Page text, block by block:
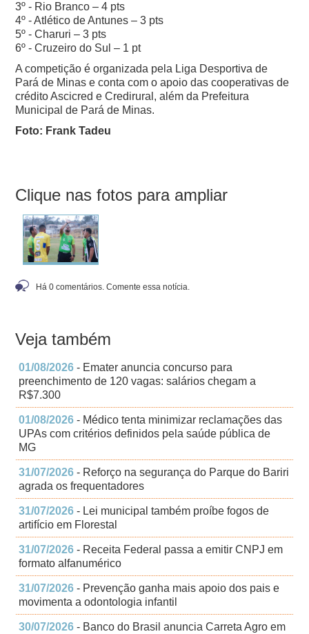
3º - Rio Branco – 4 pts
4º - Atlético de Antunes – 3 pts
5º - Charuri – 3 pts
6º - Cruzeiro do Sul – 1 pt
A competição é organizada pela Liga Desportiva de
Pará de Minas e conta com o apoio das cooperativas de
crédito Ascicred e Credirural, além da Prefeitura
Municipal de Pará de Minas.
Foto: Frank Tadeu
Clique nas fotos para ampliar
Há 0 comentários. Comente essa notícia.
Veja também
01/08/2026 - Emater anuncia concurso para
preenchimento de 120 vagas: salários chegam a
R$7.300
01/08/2026 - Médico tenta minimizar reclamações das
UPAs com critérios definidos pela saúde pública de
MG
31/07/2026 - Reforço na segurança do Parque do Bariri
agrada os frequentadores
31/07/2026 - Lei municipal também proíbe fogos de
artifício em Florestal
31/07/2026 - Receita Federal passa a emitir CNPJ em
formato alfanumérico
31/07/2026 - Prevenção ganha mais apoio dos pais e
movimenta a odontologia infantil
30/07/2026 - Banco do Brasil anuncia Carreta Agro em